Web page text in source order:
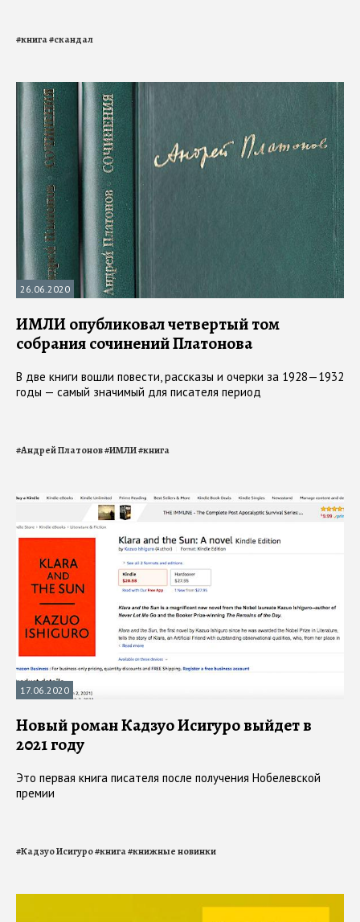
#книга#скандал
26.06.2020
ИМЛИ опубликовал четвертый том
собрания сочинений Платонова
В две книги вошли повести, рассказы и очерки за 1928—1932
годы — самый значимый для писателя период
#Андрей Платонов#ИМЛИ#книга
17.06.2020
Новый роман Кадзуо Исигуро выйдет в
2021 году
Это первая книга писателя после получения Нобелевской
премии
#Кадзуо Исигуро#книга#книжные новинки